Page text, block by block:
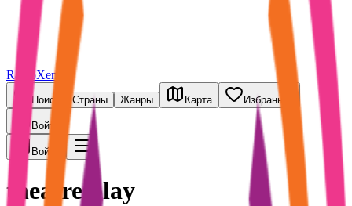
RadioXen
Поиск Страны Жанры Карта Избранное
Войти
Войти
theatre play